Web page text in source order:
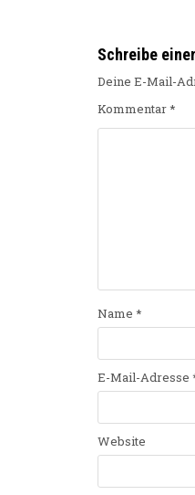
Schreibe
Deine E-Mail-
Kommentar*
Name *
E-Mail-Adresse
Website